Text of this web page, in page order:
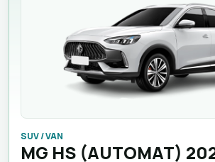
SUV / VAN
MG HS (AUTOMAT)